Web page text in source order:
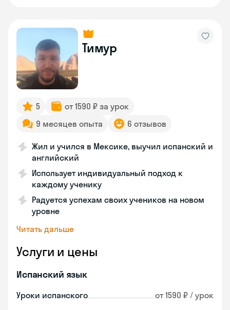
Тимур
5
от 1590 ₽ за урок
9 месяцев опыта
6 отзывов
Жил и учился в Мексике, выучил испанский и
английский
Использует индивидуальный подход к
каждому ученику
Радуется успехам своих учеников на новом
уровне
Читать дальше
Услуги и цены
Испанский язык
Уроки испанского от 1590 ₽ / урок